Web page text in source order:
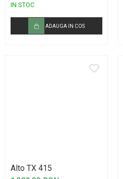
Casti wireless / fara fir
Idei de cadouri
IN STOC
ADAUGA IN COS
Alto TX 415